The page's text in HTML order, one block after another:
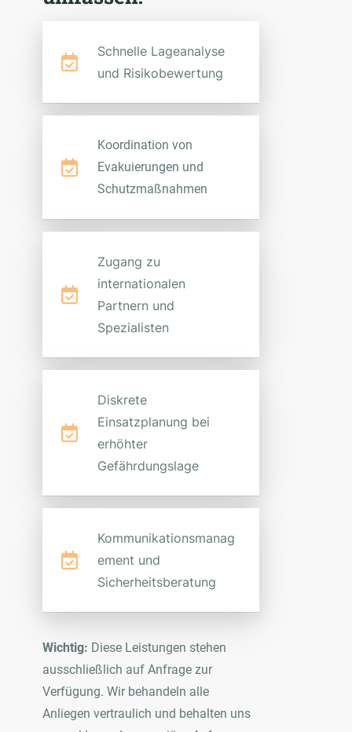
Schnelle Lageanalyse
und Risikobewertung
Koordination von
Evakuierungen und
Schutzmaßnahmen
Zugang zu
internationalen
Partnern und
Spezialisten
Diskrete
Einsatzplanung bei
erhöhter
Gefährdungslage
Kommunikationsmanag
ement und
Sicherheitsberatung
Wichtig: Diese Leistungen stehen
ausschließlich auf Anfrage zur
Verfügung. Wir behandeln alle
Anliegen vertraulich und behalten uns